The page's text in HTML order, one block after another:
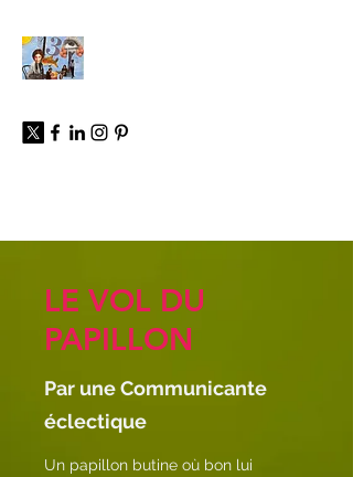
LE VOL DU
PAPILLON
Par une Communicante
éclectique
Un papillon butine où bon lui